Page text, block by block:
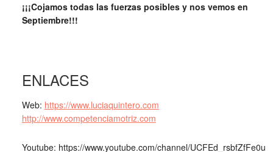
¡¡¡Cojamos todas las fuerzas posibles y nos vemos en
Septiembre!!!
ENLACES
Web: https://www.luciaquintero.com
http://www.competenciamotriz.com
Youtube: https://www.youtube.com/channel/